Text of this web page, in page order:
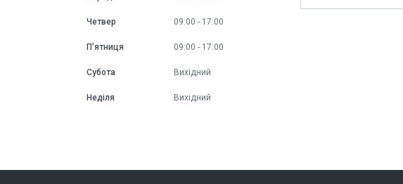
Четвер 09:00 17:00
Пʼятниця 09:00 17:00
Субота Вихідний
Неділя Вихідний